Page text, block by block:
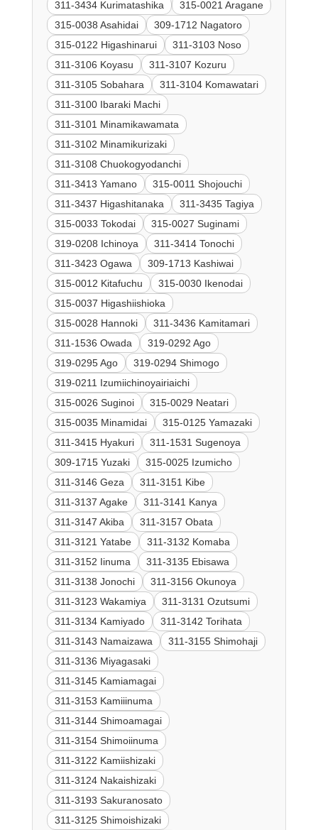
311-3434 Kurimatashika
315-0021 Aragane
315-0038 Asahidai
309-1712 Nagatoro
315-0122 Higashinarui
311-3103 Noso
311-3106 Koyasu
311-3107 Kozuru
311-3105 Sobahara
311-3104 Komawatari
311-3100 Ibaraki Machi
311-3101 Minamikawamata
311-3102 Minamikurizaki
311-3108 Chuokogyodanchi
311-3413 Yamano
315-0011 Shojouchi
311-3437 Higashitanaka
311-3435 Tagiya
315-0033 Tokodai
315-0027 Suginami
319-0208 Ichinoya
311-3414 Tonochi
311-3423 Ogawa
309-1713 Kashiwai
315-0012 Kitafuchu
315-0030 Ikenodai
315-0037 Higashiishioka
315-0028 Hannoki
311-3436 Kamitamari
311-1536 Owada
319-0292 Ago
319-0295 Ago
319-0294 Shimogo
319-0211 Izumiichinoyairiaichi
315-0026 Suginoi
315-0029 Neatari
315-0035 Minamidai
315-0125 Yamazaki
311-3415 Hyakuri
311-1531 Sugenoya
309-1715 Yuzaki
315-0025 Izumicho
311-3146 Geza
311-3151 Kibe
311-3137 Agake
311-3141 Kanya
311-3147 Akiba
311-3157 Obata
311-3121 Yatabe
311-3132 Komaba
311-3152 Iinuma
311-3135 Ebisawa
311-3138 Jonochi
311-3156 Okunoya
311-3123 Wakamiya
311-3131 Ozutsumi
311-3134 Kamiyado
311-3142 Torihata
311-3143 Namaizawa
311-3155 Shimohaji
311-3136 Miyagasaki
311-3145 Kamiamagai
311-3153 Kamiiinuma
311-3144 Shimoamagai
311-3154 Shimoiinuma
311-3122 Kamiishizaki
311-3124 Nakaishizaki
311-3193 Sakuranosato
311-3125 Shimoishizaki